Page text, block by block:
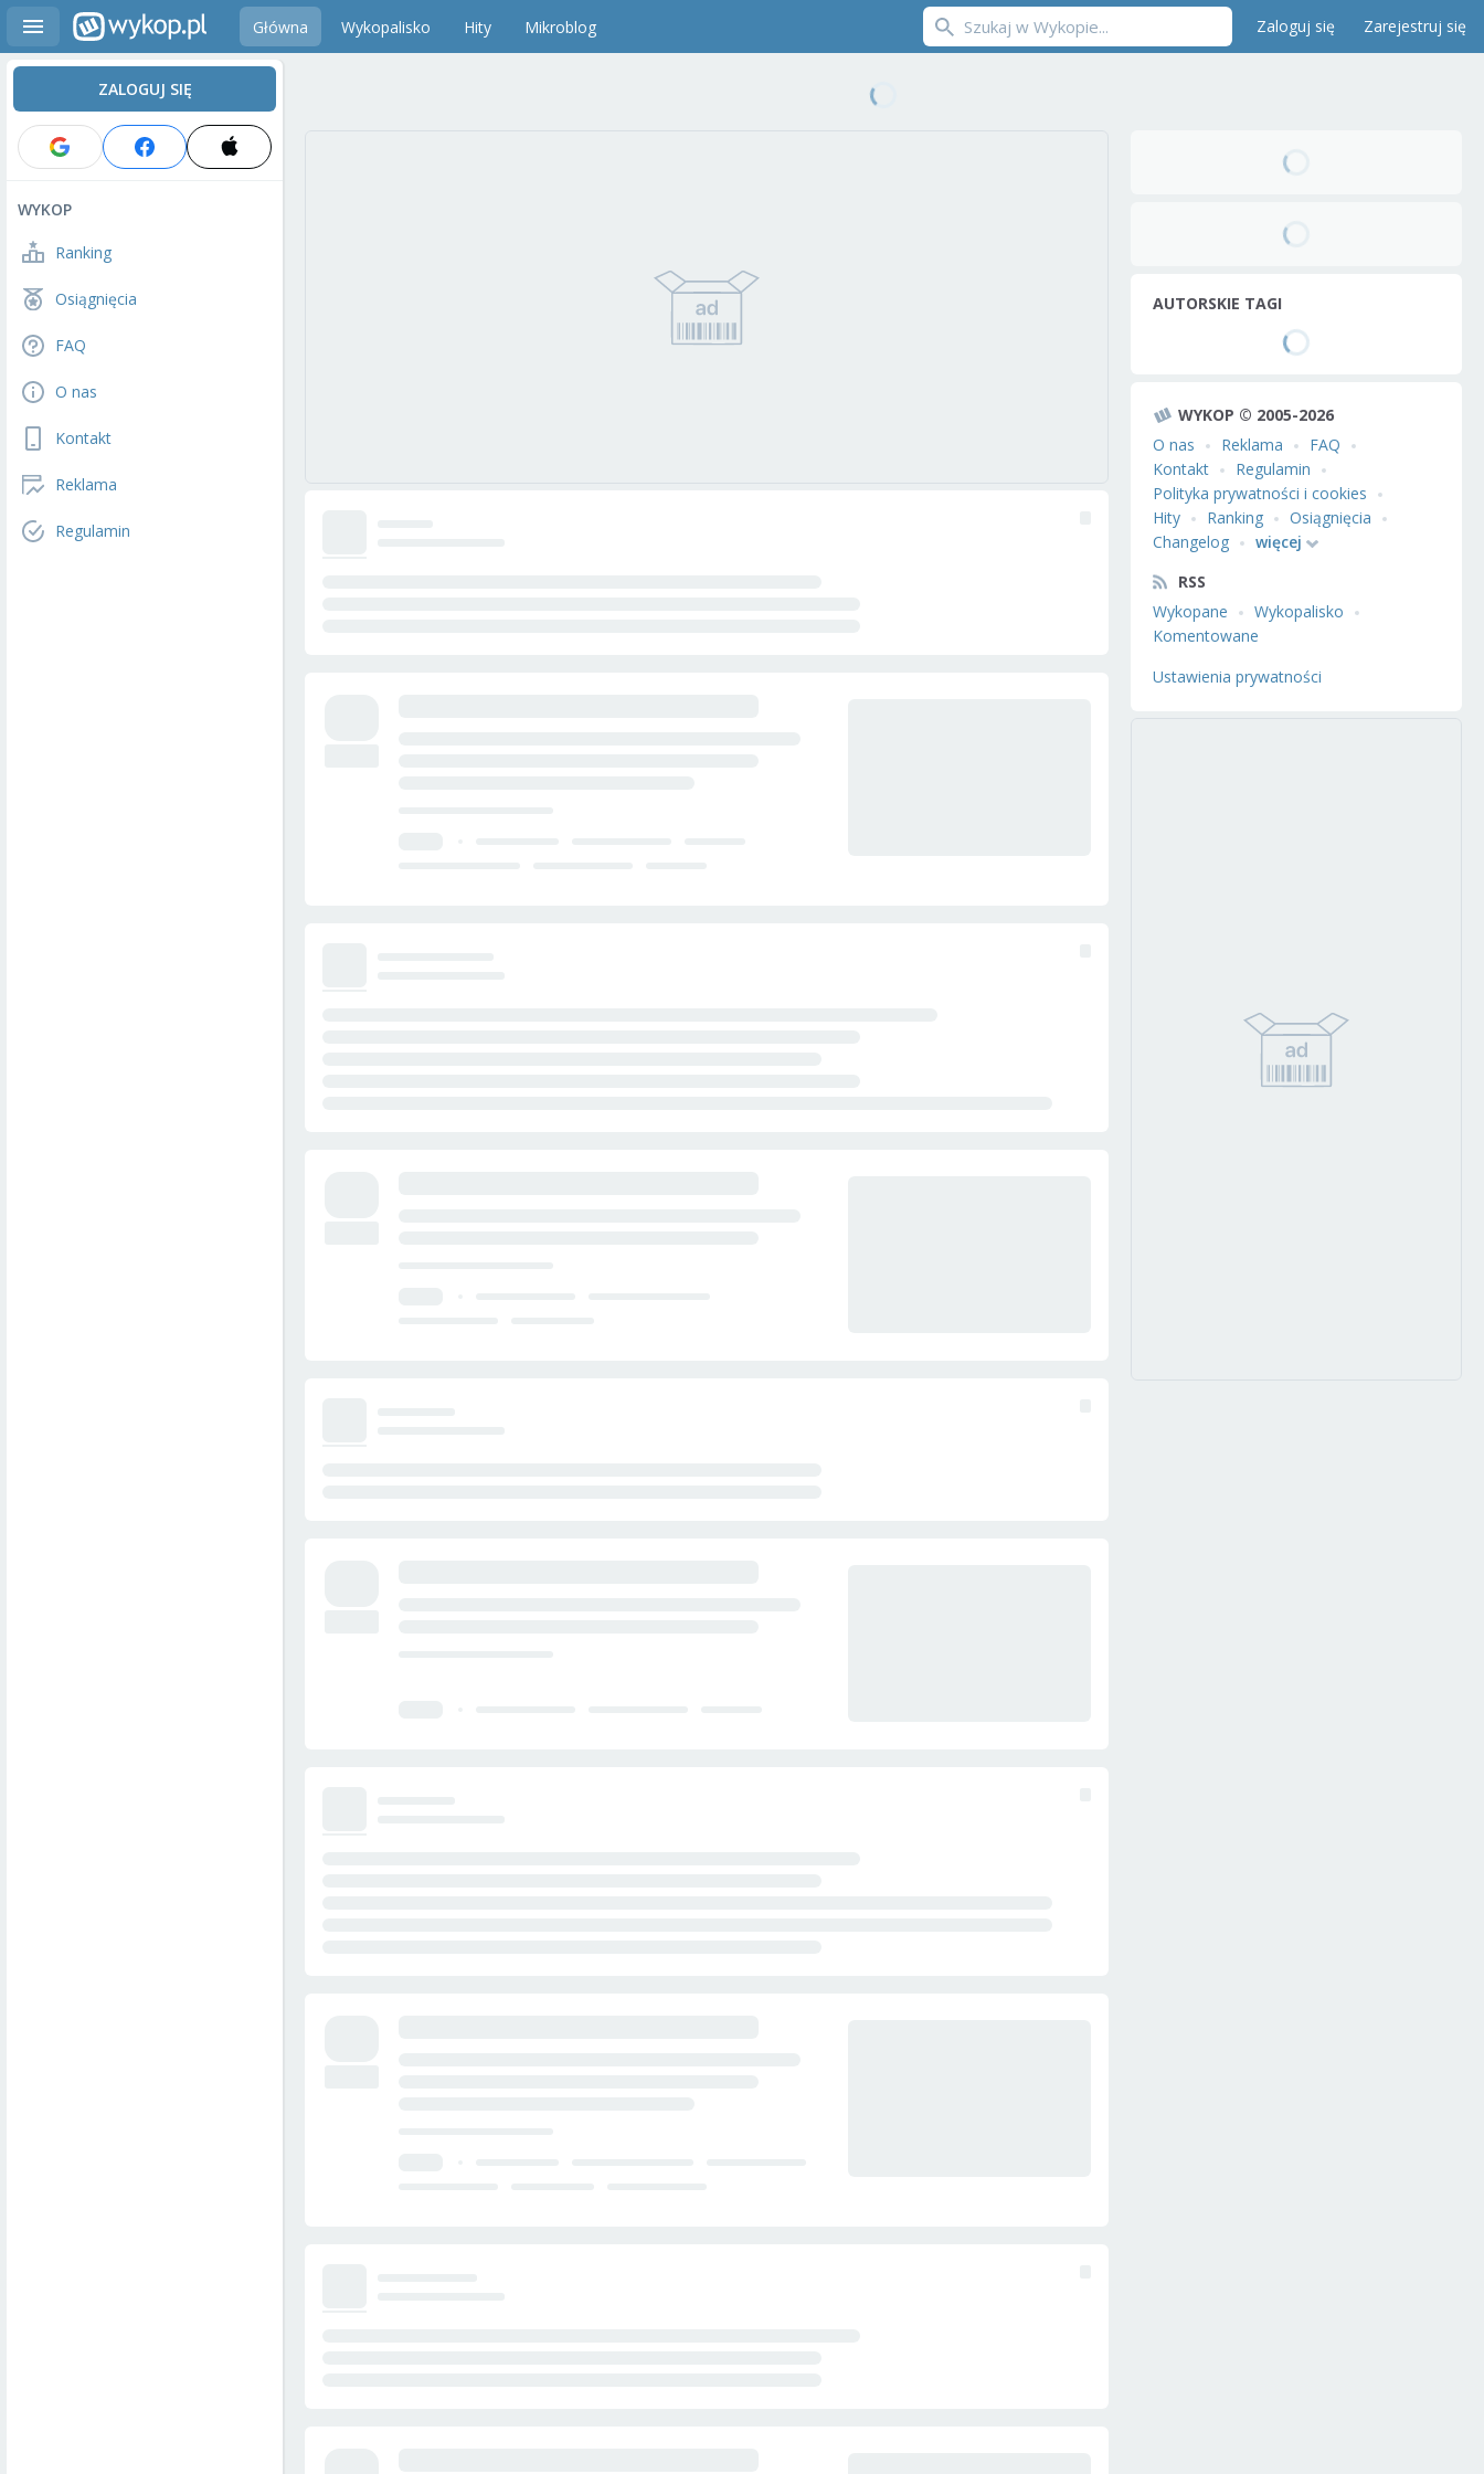
Główna Wykopalisko Hity Mikroblog Zaloguj się Zarejestruj się
ZALOGUJ SIĘ
WYKOP
Ranking
Osiągnięcia
FAQ
O nas
Kontakt
Reklama
Regulamin
AUTORSKIE TAGI
WYKOP © 2005-2026
O nas
Reklama
FAQ
Kontakt
Regulamin
Polityka prywatności i cookies
Hity
Ranking
Osiągnięcia
Changelog
więcej
RSS
Wykopane
Wykopalisko
Komentowane
Ustawienia prywatności